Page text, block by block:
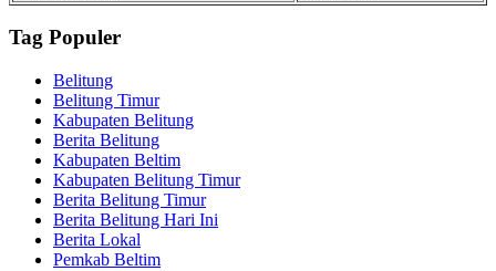
Tag Populer
Belitung
Belitung Timur
Kabupaten Belitung
Berita Belitung
Kabupaten Beltim
Kabupaten Belitung Timur
Berita Belitung Timur
Berita Belitung Hari Ini
Berita Lokal
Pemkab Beltim